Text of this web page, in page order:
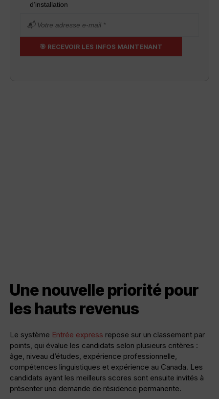
d’installation
Une nouvelle priorité pour
les hauts revenus
Le système Entrée express repose sur un classement par
points, qui évalue les candidats selon plusieurs critères :
âge, niveau d’études, expérience professionnelle,
compétences linguistiques et expérience au Canada. Les
candidats ayant les meilleurs scores sont ensuite invités à
présenter une demande de résidence permanente.